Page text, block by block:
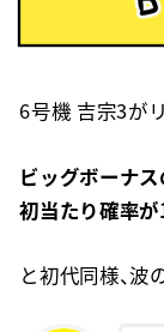
6号機 吉宗3が
ビッグボーナ
初当たり確率
と初代同様、波